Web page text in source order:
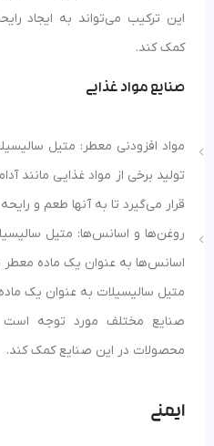
این ترکیب می‌تواند به ایجاد
کمک کند.
صنایع مواد غذایی
مواد افزودنی معطر: متیل
تولید برخی از مواد غذایی مانند
قرار می‌گیرد تا به آنها طعم و
روغن‌ها و اسانس‌ها: متیل
اسانس‌ها به عنوان یک ماده
متیل سالیسیلات به عنوان یک
صنایع مختلف مورد توجه است
محصولات در این صنایع کمک کند.
ایمنی